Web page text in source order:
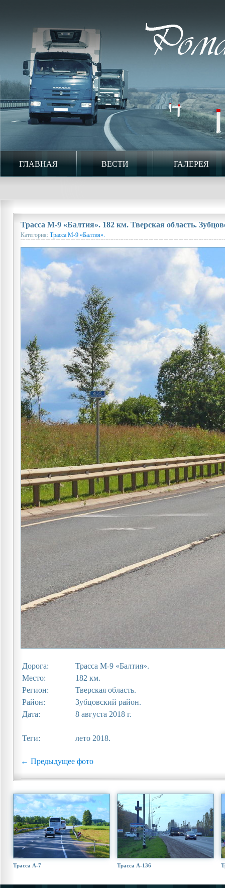
ГЛАВНАЯ ВЕСТИ ГАЛЕРЕЯ
Трасса М-9 «Балтия». 182 км. Тверская область.
Категория: Трасса М-9 «Балтия».
Дорога:
Трасса М-9 «Балтия».
Место:
182 км.
Регион:
Тверская область.
Район:
Зубцовский район.
Дата:
8 августа 2018 г.
Теги: лето 2018.
← Предыдущее фото
Трасса А-7 Трасса А-136